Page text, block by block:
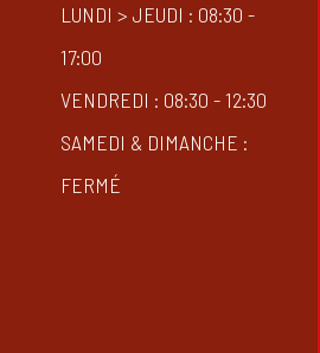
LUNDI > JEUDI : 08:30 -
17:00
VENDREDI : 08:30 - 12:30
SAMEDI & DIMANCHE :
FERMÉ